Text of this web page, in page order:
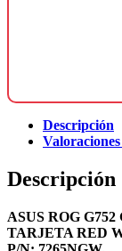
Descripción
Descripción
ASUS ROG G752
TARJETA RED